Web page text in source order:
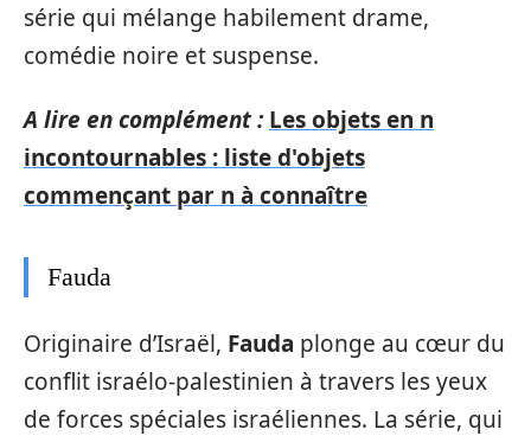
série qui mélange habilement drame,
comédie noire et suspense.
A lire en complément : Les objets en n
incontournables : liste d'objets
commençant par n à connaître
Fauda
Originaire d’Israël, Fauda plonge au cœur du
conflit israélo-palestinien à travers les yeux
de forces spéciales israéliennes. La série, qui